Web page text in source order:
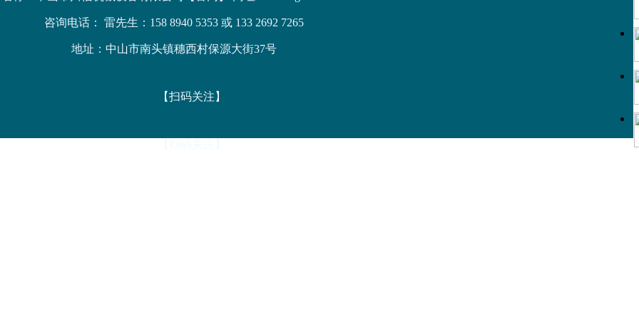
咨询电话： 雷先生：158 8940 5353 或 133 2692 7265
地址：中山市南头镇穗西村保源大街37号
【扫码关注】